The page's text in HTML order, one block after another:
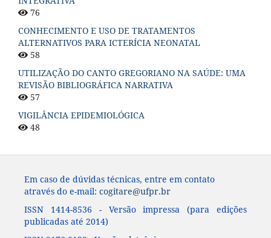
76
CONHECIMENTO E USO DE TRATAMENTOS
ALTERNATIVOS PARA ICTERÍCIA NEONATAL
58
UTILIZAÇÃO DO CANTO GREGORIANO NA SAÚDE: UMA
REVISÃO BIBLIOGRÁFICA NARRATIVA
57
VIGILÂNCIA EPIDEMIOLÓGICA
48
Em caso de dúvidas técnicas, entre em contato
através do e-mail: cogitare@ufpr.br
ISSN 1414-8536 - Versão impressa (para edições
publicadas até 2014)